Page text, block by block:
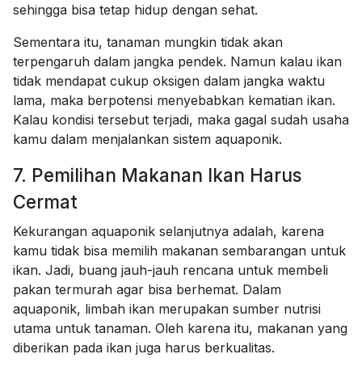
sehingga bisa tetap hidup dengan sehat.
Sementara itu, tanaman mungkin tidak akan
terpengaruh dalam jangka pendek. Namun kalau ikan
tidak mendapat cukup oksigen dalam jangka waktu
lama, maka berpotensi menyebabkan kematian ikan.
Kalau kondisi tersebut terjadi, maka gagal sudah usaha
kamu dalam menjalankan sistem aquaponik.
7. Pemilihan Makanan Ikan Harus
Cermat
Kekurangan aquaponik selanjutnya adalah, karena
kamu tidak bisa memilih makanan sembarangan untuk
ikan. Jadi, buang jauh-jauh rencana untuk membeli
pakan termurah agar bisa berhemat. Dalam
aquaponik, limbah ikan merupakan sumber nutrisi
utama untuk tanaman. Oleh karena itu, makanan yang
diberikan pada ikan juga harus berkualitas.